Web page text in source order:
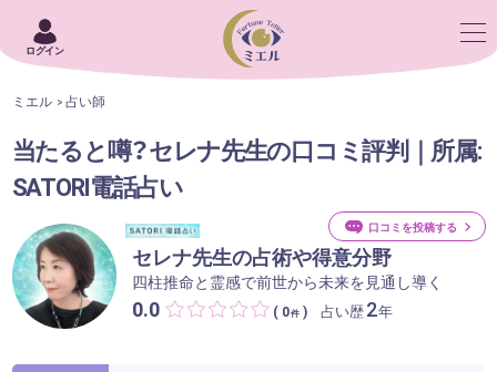
ログイン
ミエル 占い師
当たると噂？セレナ先生の口コミ評判｜所属:
SATORI電話占い
セレナ先生の占術や得意分野
四柱推命と霊感で前世から未来を見通し導く
0.0 ( 0件 ) 占い歴2年
口コミを投稿する